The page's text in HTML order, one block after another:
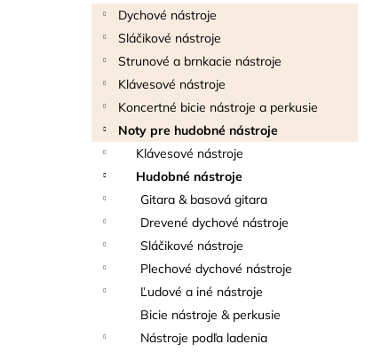
Dychové nástroje
Sláčikové nástroje
Strunové a brnkacie nástroje
Klávesové nástroje
Koncertné bicie nástroje a perkusie
Noty pre hudobné nástroje
Klávesové nástroje
Hudobné nástroje
Gitara & basová gitara
Drevené dychové nástroje
Sláčikové nástroje
Plechové dychové nástroje
Ľudové a iné nástroje
Bicie nástroje & perkusie
Nástroje podľa ladenia
THOMANN FLOW-BALL
3 €